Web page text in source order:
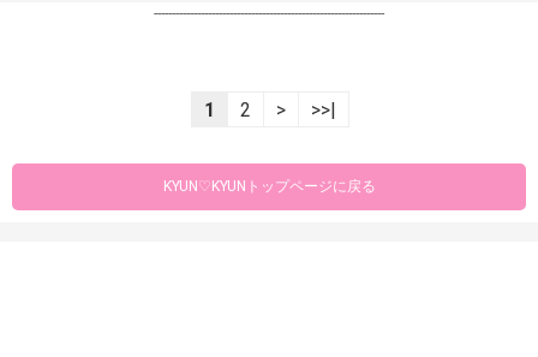
----------------------------------------------------------------
1 2 > >>|
KYUN♡KYUNトップページに戻る